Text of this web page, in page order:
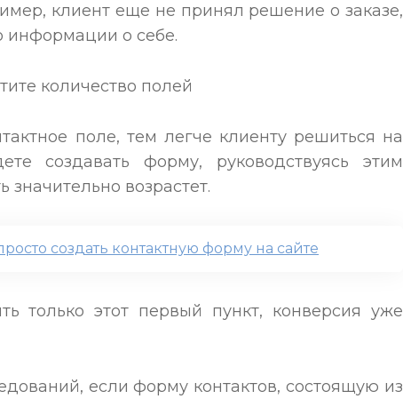
клиент еще не принял решение о заказе,
информации о себе.
поле, тем легче клиенту решиться на
создавать форму, руководствуясь этим
возрастет.
создать контактную форму на сайте
только этот первый пункт, конверсия уже
если форму контактов, состоящую из